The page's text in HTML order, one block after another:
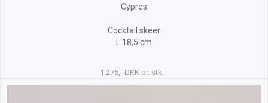
Cypres
Cocktail skeer
L 18,5 cm
1.275,- DKK pr. stk.